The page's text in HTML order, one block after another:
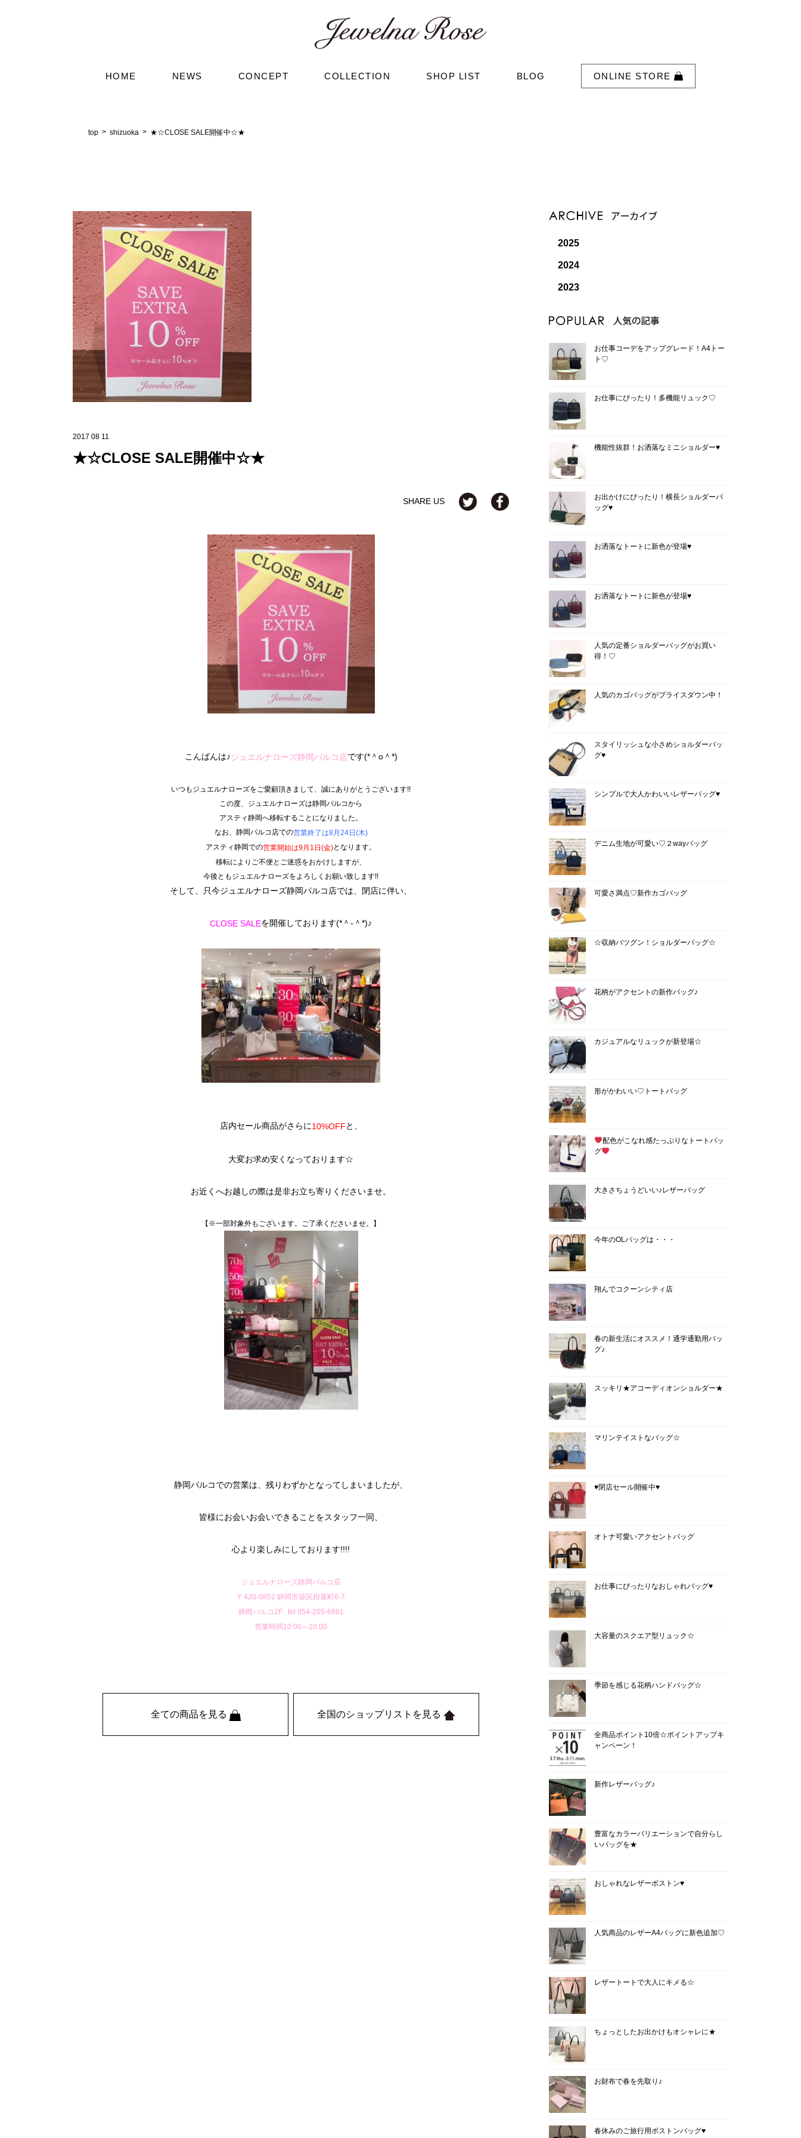
HOME NEWS CONCEPT COLLECTION SHOP LIST BLOG ONLINE STORE
top shizuoka ★☆CLOSE SALE開催中☆★
2017 08 11
★☆CLOSE SALE開催中☆★
SHARE US
こんばんは♪ジュエルナローズ静岡パルコ店です(*＾o＾*)
いつもジュエルナローズをご愛顧頂きまして、誠にありがとうございます!!
この度、ジュエルナローズは静岡パルコから
アスティ静岡へ移転することになりました。
なお、静岡パルコ店での営業終了は8月24日(木)
アスティ静岡での営業開始は9月1日(金)となります。
移転によりご不便とご迷惑をおかけしますが、
今後ともジュエルナローズをよろしくお願い致します!!
そして、只今ジュエルナローズ静岡パルコ店では、閉店に伴い、
CLOSE SALEを開催しております(*＾-＾*)♪
店内セール商品がさらに10%OFFと、
大変お求め安くなっております☆
お近くへお越しの際は是非お立ち寄りくださいませ。
【※一部対象外もございます。ご了承くださいませ。】
静岡パルコでの営業は、残りわずかとなってしまいましたが、
皆様にお会いお会いできることをスタッフ一同、
心より楽しみにしております!!!!
ジュエルナローズ静岡パルコ店
〒420-0852 静岡市葵区紺屋町6-7
静岡パルコ2F tel 054-205-6661
営業時間10:00～20:00
全ての商品を見る 全国のショップリストを見る
2025
2024
2023
お仕事コーデをアップグレード！A4トー
ト♡
お仕事にぴったり！多機能リュック♡
機能性抜群！お洒落なミニショルダー♥
お出かけにぴったり！横長ショルダーバ
ッグ♥
お洒落なトートに新色が登場♥
お洒落なトートに新色が登場♥
人気の定番ショルダーバッグがお買い
得！♡
人気のカゴバッグがプライスダウン中！
スタイリッシュな小さめショルダーバッ
グ♥
シンプルで大人かわいいレザーバッグ♥
デニム生地が可愛い♡２wayバッグ
可愛さ満点♡新作カゴバッグ
☆収納バツグン！ショルダーバッグ☆
花柄がアクセントの新作バッグ♪
カジュアルなリュックが新登場☆
形がかわいい♡トートバッグ
配色がこなれ感たっぷりなトートバッ
グ
大きさちょうどいい♪レザーバッグ
今年のOLバッグは・・・
翔んでコクーンシティ店
春の新生活にオススメ！通学通勤用バッ
グ♪
スッキリ★アコーディオンショルダー★
マリンテイストなバッグ☆
♥閉店セール開催中♥
オトナ可愛いアクセントバッグ
お仕事にぴったりなおしゃれバッグ♥
大容量のスクエア型リュック☆
季節を感じる花柄ハンドバッグ☆
全商品ポイント10倍☆ポイントアップキ
ャンペーン！
新作レザーバッグ♪
豊富なカラーバリエーションで自分らし
いバッグを★
おしゃれなレザーボストン♥
人気商品のレザーA4バッグに新色追加♡
レザートートで大人にキメる☆
ちょっとしたお出かけもオシャレに★
お財布で春を先取り♪
春休みのご旅行用ボストンバッグ♥